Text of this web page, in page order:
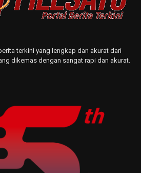
terkini yang lengkap dan akurat dari
dikemas dengan sangat rapi dan akurat.